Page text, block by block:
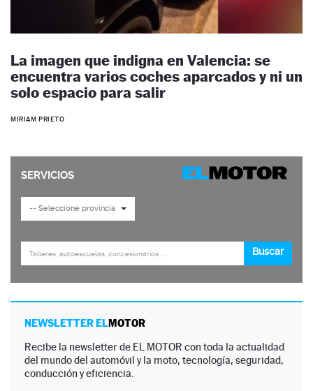
La imagen que indigna en Valencia: se
encuentra varios coches aparcados y ni un
solo espacio para salir
MIRIAM PRIETO
NEWSLETTER ELMOTOR
Recibe la newsletter de EL MOTOR con toda la actualidad
del mundo del automóvil y la moto, tecnología, seguridad,
conducción y eficiencia.